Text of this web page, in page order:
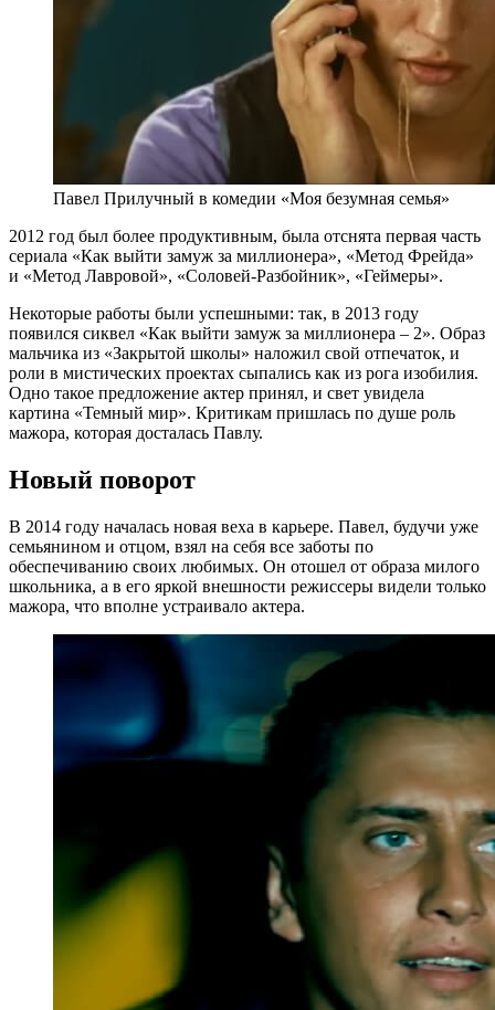
Павел Прилучный в комедии «Моя безумная семья»
2012 год был более продуктивным, была отснята первая часть
сериала «Как выйти замуж за миллионера», «Метод Фрейда»
и «Метод Лавровой», «Соловей-Разбойник», «Геймеры».
Некоторые работы были успешными: так, в 2013 году
появился сиквел «Как выйти замуж за миллионера – 2». Образ
мальчика из «Закрытой школы» наложил свой отпечаток, и
роли в мистических проектах сыпались как из рога изобилия.
Одно такое предложение актер принял, и свет увидела
картина «Темный мир». Критикам пришлась по душе роль
мажора, которая досталась Павлу.
Новый поворот
В 2014 году началась новая веха в карьере. Павел, будучи уже
семьянином и отцом, взял на себя все заботы по
обеспечиванию своих любимых. Он отошел от образа милого
школьника, а в его яркой внешности режиссеры видели только
мажора, что вполне устраивало актера.